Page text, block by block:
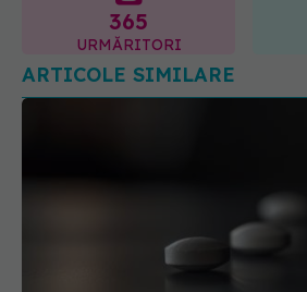
365
URMĂRITORI
ARTICOLE SIMILARE